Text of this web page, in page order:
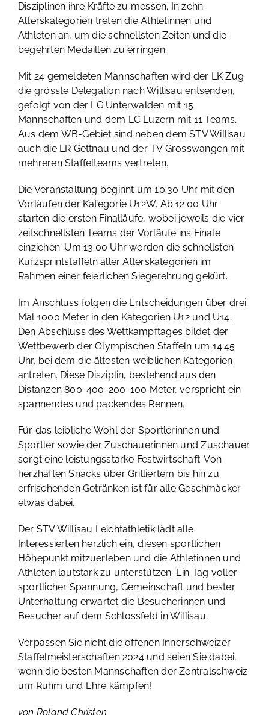
Disziplinen ihre Kräfte zu messen. In zehn
Alterskategorien treten die Athletinnen und
Athleten an, um die schnellsten Zeiten und die
begehrten Medaillen zu erringen.
Mit 24 gemeldeten Mannschaften wird der LK Zug
die grösste Delegation nach Willisau entsenden,
gefolgt von der LG Unterwalden mit 15
Mannschaften und dem LC Luzern mit 11 Teams.
Aus dem WB-Gebiet sind neben dem STV Willisau
auch die LR Gettnau und der TV Grosswangen mit
mehreren Staffelteams vertreten.
Die Veranstaltung beginnt um 10:30 Uhr mit den
Vorläufen der Kategorie U12W. Ab 12:00 Uhr
starten die ersten Finalläufe, wobei jeweils die vier
zeitschnellsten Teams der Vorläufe ins Finale
einziehen. Um 13:00 Uhr werden die schnellsten
Kurzsprintstaffeln aller Alterskategorien im
Rahmen einer feierlichen Siegerehrung gekürt.
Im Anschluss folgen die Entscheidungen über drei
Mal 1000 Meter in den Kategorien U12 und U14.
Den Abschluss des Wettkampftages bildet der
Wettbewerb der Olympischen Staffeln um 14:45
Uhr, bei dem die ältesten weiblichen Kategorien
antreten. Diese Disziplin, bestehend aus den
Distanzen 800-400-200-100 Meter, verspricht ein
spannendes und packendes Rennen.
Für das leibliche Wohl der Sportlerinnen und
Sportler sowie der Zuschauerinnen und Zuschauer
sorgt eine leistungsstarke Festwirtschaft. Von
herzhaften Snacks über Grilliertem bis hin zu
erfrischenden Getränken ist für alle Geschmäcker
etwas dabei.
Der STV Willisau Leichtathletik lädt alle
Interessierten herzlich ein, diesen sportlichen
Höhepunkt mitzuerleben und die Athletinnen und
Athleten lautstark zu unterstützen. Ein Tag voller
sportlicher Spannung, Gemeinschaft und bester
Unterhaltung erwartet die Besucherinnen und
Besucher auf dem Schlossfeld in Willisau.
Verpassen Sie nicht die offenen Innerschweizer
Staffelmeisterschaften 2024 und seien Sie dabei,
wenn die besten Mannschaften der Zentralschweiz
um Ruhm und Ehre kämpfen!
von Roland Christen